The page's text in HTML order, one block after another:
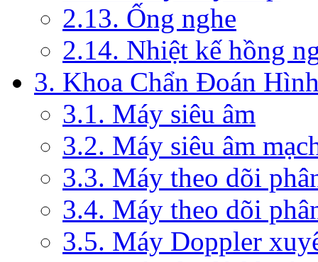
2.13. Ống nghe
2.14. Nhiệt kế hồng
3. Khoa Chẩn Đoán
3.1. Máy siêu âm
3.2. Máy siêu âm
3.3. Máy theo dõi
3.4. Máy theo dõi
3.5. Máy Doppler